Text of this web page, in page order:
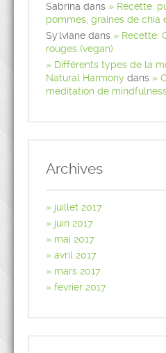
Sabrina dans
Recette:
pommes, graines de chia
Sy'lviane dans
Recette:
rouges (vegan)
Différents types de la
Natural Harmony dans
méditation de
Archives
juillet 2017
juin 2017
mai 2017
avril 2017
mars 2017
février 2017